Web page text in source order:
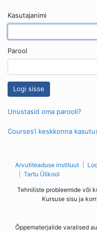
Kasutajanimi
Parool
Unustasid oma parooli?
Courses’i keskkonna
Arvutiteaduse instituut
Tartu Ülikool
Tehniliste probleemide või
Kursuse sisu ja
Õppematerjalide varalised